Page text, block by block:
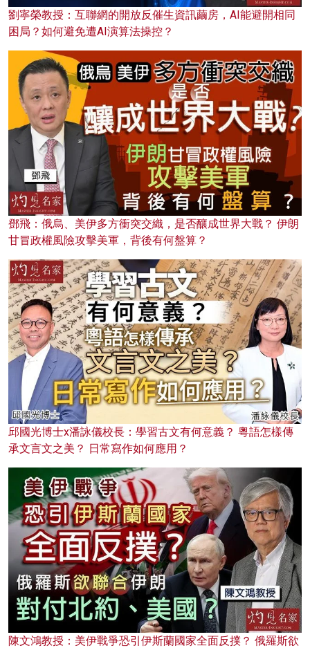
劉寧榮教授：互聯網的開放反催生資訊繭房，AI能避開相同
困局？如何避免遭AI演算法操控？
鄧飛：俄烏、美伊多方衝突交織，是否釀成世界大戰？ 伊朗
甘冒政權風險攻擊美軍，背後有何盤算？
邱國光博士x潘詠儀校長：學習古文有何意義？ 粵語怎樣傳
承文言文之美？ 日常寫作如何應用？
陳文鴻教授：美伊戰爭恐引伊斯蘭國家全面反撲？ 俄羅斯欲